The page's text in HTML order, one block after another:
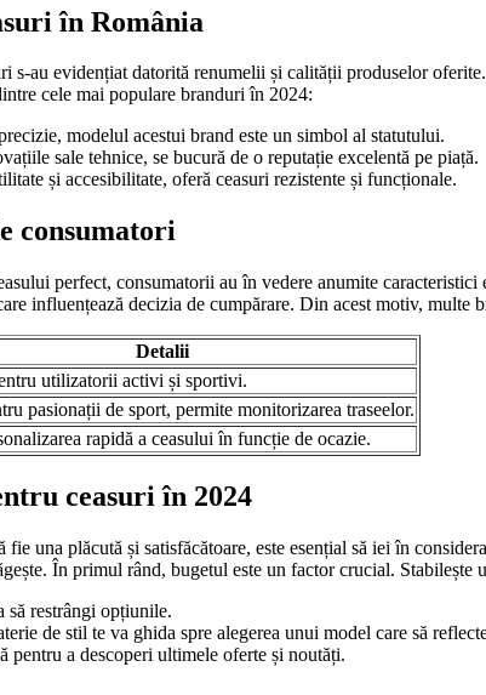
în România
s-au evidențiat datorită renumelii și calității produselor
cele mai populare branduri în 2024:
modelul acestui brand este un simbol al statutului.
sale tehnice, se bucură de o reputație excelentă pe piață.
și accesibilitate, oferă ceasuri rezistente și funcționale.
consumatori
perfect, consumatorii au în vedere anumite
influențează decizia de cumpărare. Din acest motiv,
Detalii
utilizatorii activi și sportivi.
pasionații de sport, permite monitorizarea traseelor.
rapidă a ceasului în funcție de ocazie.
ceasuri în 2024
fie una plăcută și satisfăcătoare, este esențial să iei în
În primul rând, bugetul este un factor crucial.
să restrângi opțiunile.
de stil te va ghida spre alegerea unui model care să
pentru a descoperi ultimele oferte și noutăți.